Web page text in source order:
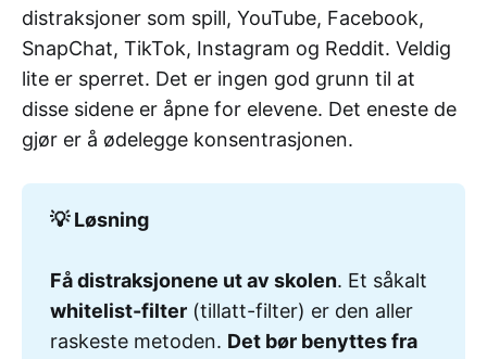
distraksjoner som spill, YouTube, Facebook,
SnapChat, TikTok, Instagram og Reddit. Veldig
lite er sperret. Det er ingen god grunn til at
disse sidene er åpne for elevene. Det eneste de
gjør er å ødelegge konsentrasjonen.
💡 Løsning
Få distraksjonene ut av skolen. Et såkalt
whitelist-filter(tillatt-filter) er den aller
raskeste metoden. Det bør benyttes fra